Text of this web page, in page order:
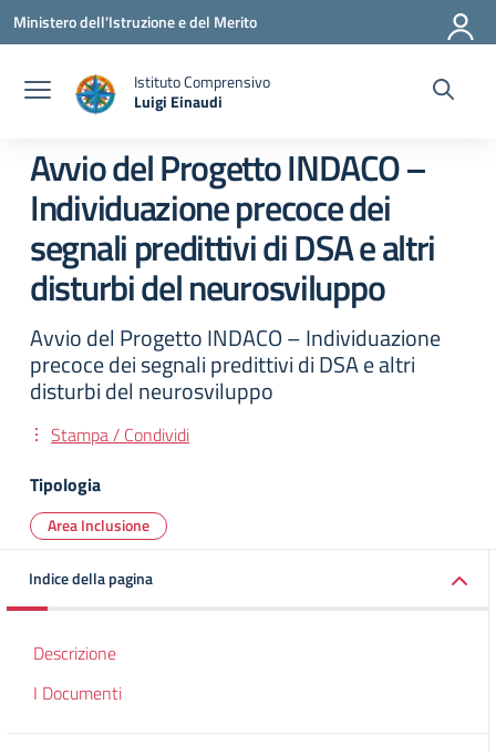
Vai ai contenuti
Vai al menu di navigazione
Vai al footer
Ministero dell'Istruzione e del Merito
Istituto Comprensivo
Luigi Einaudi
— Visita la pagina iniziale della scuola
Avvio del Progetto INDACO –
Individuazione precoce dei
segnali predittivi di DSA e altri
disturbi del neurosviluppo
Avvio del Progetto INDACO – Individuazione
precoce dei segnali predittivi di DSA e altri
disturbi del neurosviluppo
Stampa / Condividi
Tipologia
Area Inclusione
Indice della pagina
Descrizione
I Documenti